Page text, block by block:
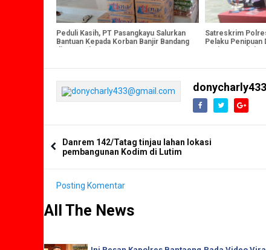
Peduli Kasih, PT Pasangkayu Salurkan
Bantuan Kepada Korban Banjir Bandang
Satreskrim
Pelaku Penipuan
Danrem 142/Tatag tinjau lahan lokasi
pembangunan Kodim di Lutim
Posting Komentar
All The News